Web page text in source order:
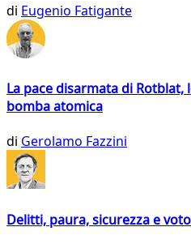
di Eugenio Fatigante
La pace disarmata di Rotblat,
bomba atomica
di Gerolamo Fazzini
Delitti, paura, sicurezza e